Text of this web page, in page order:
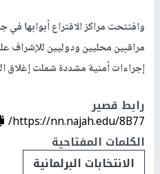
وافتتحت مراكز الاقتراع أبوابها
مراقبين محليين ودوليين للإشراف
إجراءات أمنية مشددة شملت إغلاق
رابط قصير
https://nn.najah.edu/8B77/
الكلمات المفتاحية
الانتخابات البرلمانية